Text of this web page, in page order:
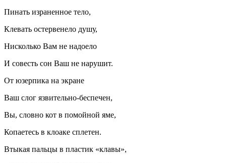
Пинать израненное тело,
Клевать остервенело душу,
Нисколько Вам не надоело
И совесть сон Ваш не нарушит.
От юзерпика на экране
Ваш слог язвительно-беспечен,
Вы, словно кот в помойной яме,
Копаетесь в клоаке сплетен.
Втыкая пальцы в пластик «клавы»,